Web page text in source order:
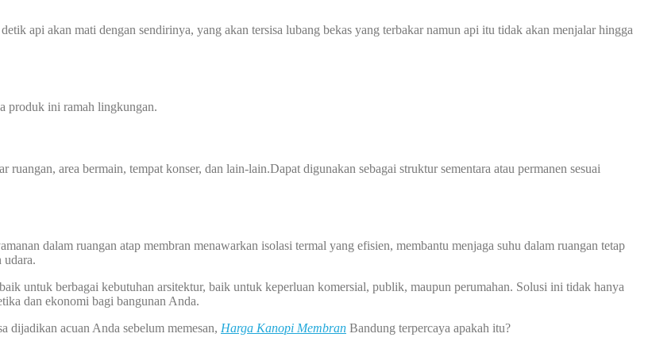
api akan mati dengan sendirinya, yang akan tersisa lubang bekas yang terbakar namun api itu tidak akan menjalar hingga
produk ini ramah lingkungan.
area bermain, tempat konser, dan lain-lain.Dapat digunakan sebagai struktur sementara atau permanen sesuai
dalam ruangan atap membran menawarkan isolasi termal yang efisien, membantu menjaga suhu dalam ruangan tetap
udara.
untuk berbagai kebutuhan arsitektur, baik untuk keperluan komersial, publik, maupun perumahan. Solusi ini tidak hanya
dan ekonomi bagi bangunan Anda.
dijadikan acuan Anda sebelum memesan, Harga Kanopi Membran Bandung terpercaya apakah itu?